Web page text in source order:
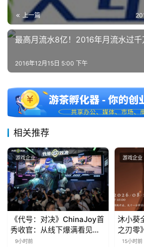
闲
游
戏
第
十
三
金
茶
奖
7
月
上一篇
最高月流水8亿！2016年月流水过
2016年12月15日 5:00 下午
相关推荐
游戏企业
《代号：对决》ChinaJoy首
秀收官：从线下爆满看见玩
家的真实期待
9小时前
游戏企业
沐小葵
之刃零
15小时前